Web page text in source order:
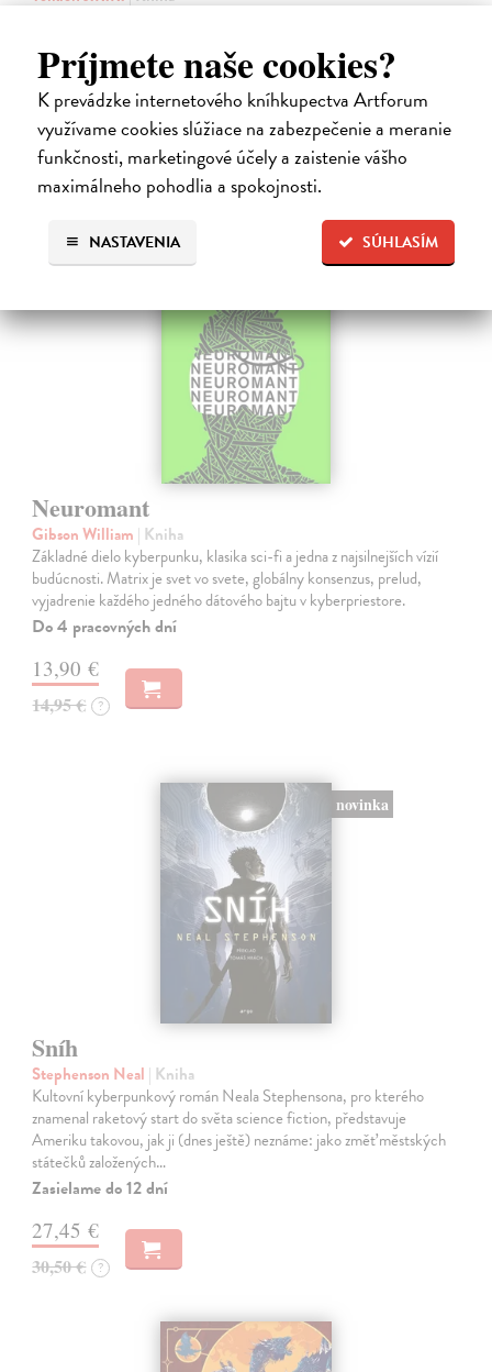
Príjmete naše cookies?
K prevádzke internetového kníhkupectva Artforum
využívame cookies slúžiace na zabezpečenie a meranie
funkčnosti, marketingové účely a zaistenie vášho
maximálneho pohodlia a spokojnosti.
SÚHLASÍM
NASTAVENIA
obrovských armád, ktoré riadi zo svojej železnej pevnosti.
Na sklade
18,55 €
19,95 € ?
Neuromant
Gibson William | Kniha
Základné dielo kyberpunku, klasika sci-fi a jedna z najsilnejších vízií
budúcnosti. Matrix je svet vo svete, globálny konsenzus, prelud,
vyjadrenie každého jedného dátového bajtu v kyberpriestore.
Do 4 pracovných dní
13,90 €
14,95 € ?
novinka
Sníh
Stephenson Neal | Kniha
Kultovní kyberpunkový román Neala Stephensona, pro kterého
znamenal raketový start do světa science fiction, představuje
Ameriku takovou, jak ji (dnes ještě) neznáme: jako změť městských
státečků založených…
Zasielame do 12 dní
27,45 €
30,50 € ?